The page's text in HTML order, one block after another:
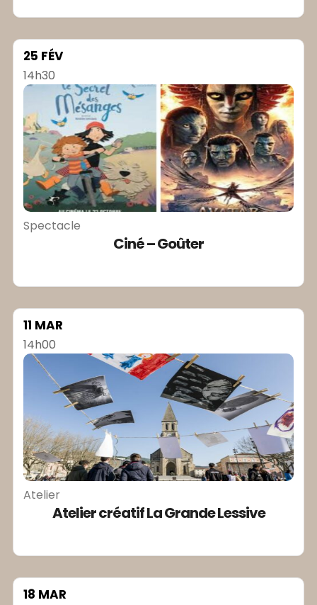
25 FÉV
14h30
Spectacle
Ciné – Goûter
11 MAR
14h00
Atelier
Atelier créatif La Grande Lessive
18 MAR